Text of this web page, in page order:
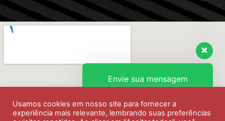
Usamos cookies em nosso site para fornecer a
experiência mais relevante, lembrando suas preferências
Envie sua mensagem
Olá, como podemos ajudar?